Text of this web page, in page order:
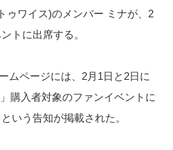
ゥワイス)のメンバー ミナが、2
トに出席する。
ムページには、2月1日と2日に
購入者対象のファンイベントに
いう告知が掲載された。